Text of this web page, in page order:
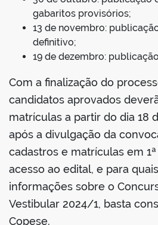
gabaritos provisórios;
13 de novembro:
definitivo;
19 de dezembro:
Com a finalização do
candidatos aprovados
matrículas a partir do dia 18
após a divulgação da
cadastros e matrículas em
acesso ao edital, e para
informações sobre o
Vestibular 2024/1, basta
Copese.